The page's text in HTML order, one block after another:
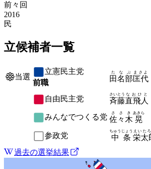
前々回
2016
民
立候補者一覧
当選
立憲民主党
前職
田名部
たなぶ
匡代
まさよ
自由民主党 斉藤
さいとう
直飛人
なおひと
みんなでつくる党 佐々木
ささき
晃
あきら
参政党 中条
ちゅうじょう
栄太
えいた
過去の選挙結果